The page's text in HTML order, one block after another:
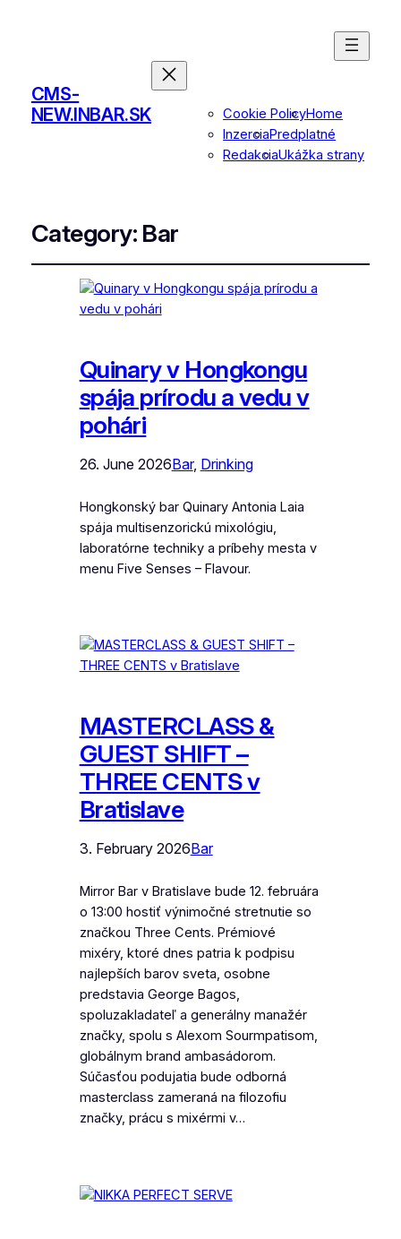
CMS-
NEW.INBAR.SK
Cookie PolicyHome
InzerciaPredplatné
RedakciaUkážka strany
Category: Bar
Quinary v Hongkongu
spája prírodu a vedu v
pohári
26. June 2026Bar, Drinking
Hongkonský bar Quinary Antonia Laia
spája multisenzorickú mixológiu,
laboratórne techniky a príbehy mesta v
menu Five Senses – Flavour.
MASTERCLASS &
GUEST SHIFT –
THREE CENTS v
Bratislave
3. February 2026Bar
Mirror Bar v Bratislave bude 12. februára
o 13:00 hostiť výnimočné stretnutie so
značkou Three Cents. Prémiové
mixéry, ktoré dnes patria k podpisu
najlepších barov sveta, osobne
predstavia George Bagos,
spoluzakladateľ a generálny manažér
značky, spolu s Alexom Sourmpatisom,
globálnym brand ambasádorom.
Súčasťou podujatia bude odborná
masterclass zameraná na filozofiu
značky, prácu s mixérmi v…